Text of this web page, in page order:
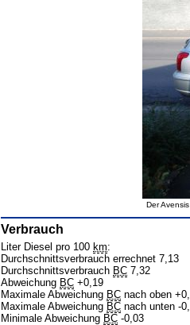
Der
Verbrauch
Liter Diesel pro 100 km:
Durchschnittsverbrauch errechnet 7,13
Durchschnittsverbrauch BC 7,32
Abweichung BC +0,19
Maximale Abweichung BC nach oben
Maximale Abweichung BC nach unten -
Minimale Abweichung BC -0,03